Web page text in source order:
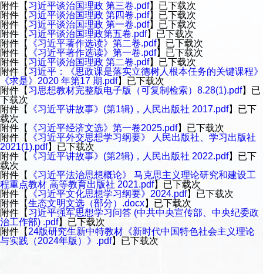
附件【 习近平谈治国理政 第三卷.pdf】已下载次
附件【 习近平谈治国理政 第四卷.pdf】已下载次
附件【 习近平谈治国理政 第一卷.pdf】已下载次
附件【 习近平谈治国理政第五卷.pdf】已下载次
附件【
《习近平著作选读》第二卷.pdf】已下载次
附件【
《习近平著作选读》第一卷.pdf】已下载次
附件【 习近平谈治国理政 第二卷.pdf】已下载次
附件【 习近平：《思政课是落实立德树人根本任务的关键课程》
《求是》2020 年第17 期.pdf】已下载次
附件【 习思想教材完整版电子版（可复制检索）8.28(1).pdf】已
下载次
附件【
《习近平讲故事》(第1辑)，人民出版社 2017.pdf】已下
载次
附件【
《习近平经济文选》第一卷2025.pdf】已下载次
附件【
《习近平外交思想学习纲要》 人民出版社、学习出版社
2021(1).pdf】已下载次
附件【
《习近平讲故事》(第2辑)，人民出版社 2022.pdf】已下
载次
附件【
《习近平法治思想概论》 马克思主义理论研究和建设工
程重点教材 高等教育出版社 2021.pdf】已下载次
附件【
《习近平文化思想学习纲要》2024.pdf】已下载次
附件【生态文明文选（部分）.docx】已下载次
附件【 习近平强军思想学习问答 (中共中央宣传部、中央纪委政
治工作部) .pdf】已下载次
附件【 24版研究生新中特教材《新时代中国特色社会主义理论
与实践（2024年版）》.pdf】已下载次